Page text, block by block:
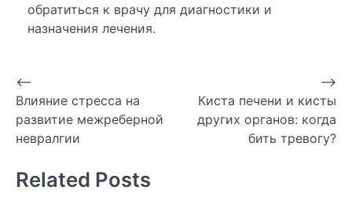
обратиться к врачу для диагностики и
назначения лечения.
Навигация
по
записям
⟵
Влияние стресса на
развитие межреберной
невралгии
Киста печени и кисты
других органов: когда
бить тревогу?
⟶
Related Posts